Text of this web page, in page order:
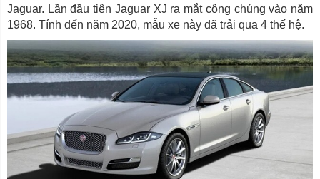
Jaguar. Lần đầu tiên Jaguar XJ ra mắt công chúng vào năm
1968. Tính đến năm 2020, mẫu xe này đã trải qua 4 thế hệ.